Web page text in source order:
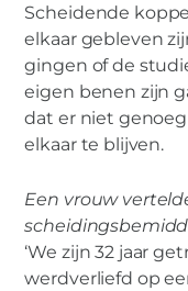
Scheidende
elkaar gebleven
gingen of de
eigen benen zijn
dat er niet genoeg
elkaar te blijven.
Een vrouw
‘We zijn 32 jaar
werdverliefd op